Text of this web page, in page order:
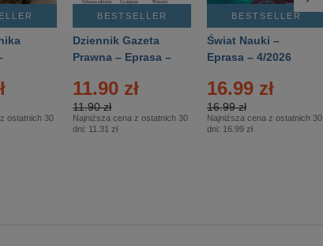
ostatnich 30
BESTSELLER
Dziennik Gazeta
Prawna – Eprasa –
11.90 zł
11.90 zł
Najniższa cena z ostatnich 30
dni: 11.31 zł
BESTSELLER
Świat Nauki –
Eprasa – 4/2026
16.99 zł
16.99 zł
Najniższa cena z ostatnich 30
dni: 16.99 zł